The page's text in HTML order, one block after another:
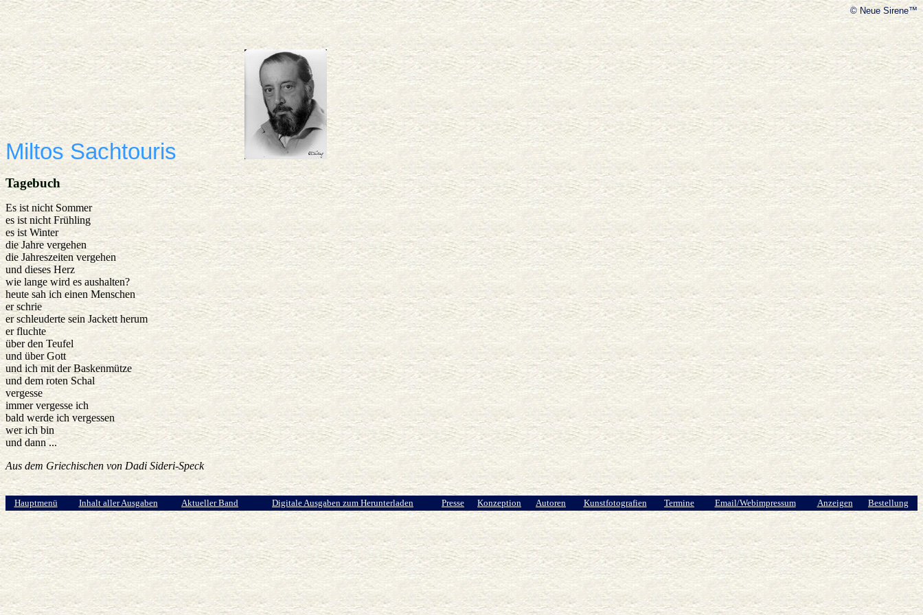
© Neue Sirene™
Miltos Sachtouris
Tagebuch
Es ist nicht Sommer
es ist nicht Frühling
es ist Winter
die Jahre vergehen
die Jahreszeiten vergehen
und dieses Herz
wie lange wird es aushalten?
heute sah ich einen Menschen
er schrie
er schleuderte sein Jackett herum
er fluchte
über den Teufel
und über Gott
und ich mit der Baskenmütze
und dem roten Schal
vergesse
immer vergesse ich
bald werde ich vergessen
wer ich bin
und dann ...
Aus dem Griechischen von Dadi Sideri-Speck
Hauptmenü Inhalt aller Ausgaben Aktueller Band Digitale Ausgaben zum Herunterladen Presse Konzeption Autoren Kunstfotografien Termine Email/Webimpressum Anzeigen Bestellung